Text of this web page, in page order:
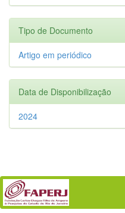
Tipo de Documento
Artigo em periódico
Data de Disponibilização
2024